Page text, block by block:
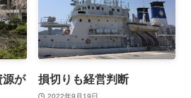
源が
損切りも経営判断
2022年9月19日